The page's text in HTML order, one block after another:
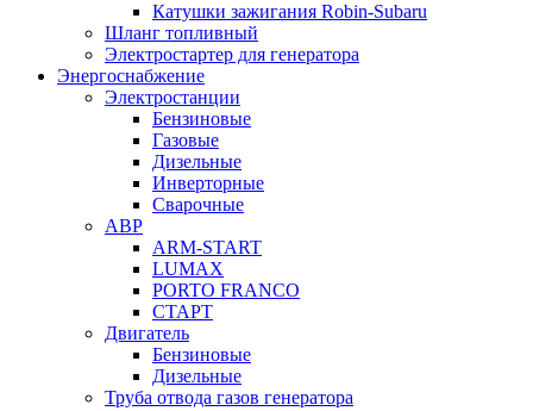
Катушки зажигания Robin-Subaru
Шланг топливный
Электростартер для генератора
Энергоснабжение
Электростанции
Бензиновые
Газовые
Дизельные
Инверторные
Сварочные
АВР
ARM-START
LUMAX
PORTO FRANCO
СТАРТ
Двигатель
Бензиновые
Дизельные
Труба отвода газов генератора